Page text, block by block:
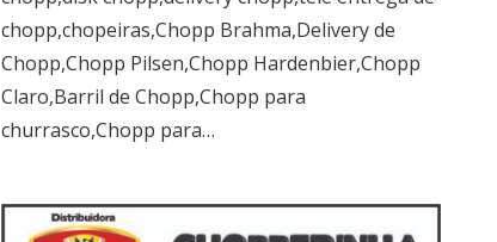
chopp,chopeiras,Chopp Brahma,Delivery de
Chopp,Chopp Pilsen,Chopp Hardenbier,Chopp
Claro,Barril de Chopp,Chopp para
churrasco,Chopp para…